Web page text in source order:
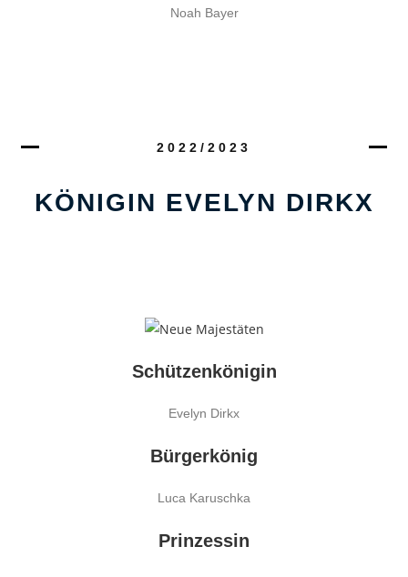
Noah Bayer
2022/2023
KÖNIGIN EVELYN DIRKX
Schützenkönigin
Evelyn Dirkx
Bürgerkönig
Luca Karuschka
Prinzessin